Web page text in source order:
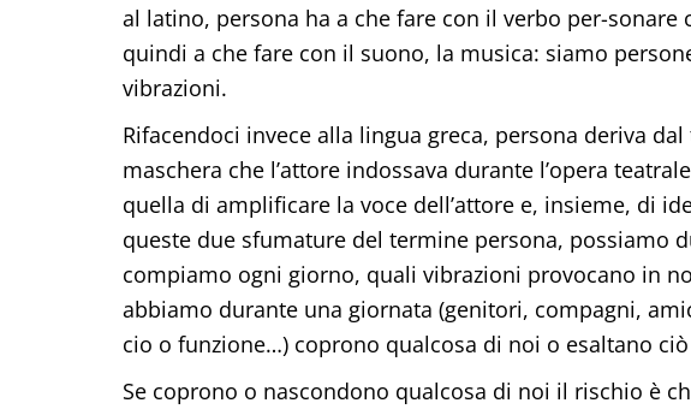
al latino, persona ha a che fare con il verbo per-
quindi a che fare con il suono, la musica: siamo
vibrazioni.
Rifacendoci invece alla lingua greca, persona deriva
maschera che l’attore indossava durante l’opera
quella di amplificare la voce dell’attore e, insieme, di
queste due sfumature del termine persona, possiamo
compiamo ogni giorno, quali vibrazioni provocano in
abbiamo durante una giornata (genitori, compagni,
cio o funzione…) coprono qualcosa di noi o esaltano
Se coprono o nascondono qualcosa di noi il rischio è